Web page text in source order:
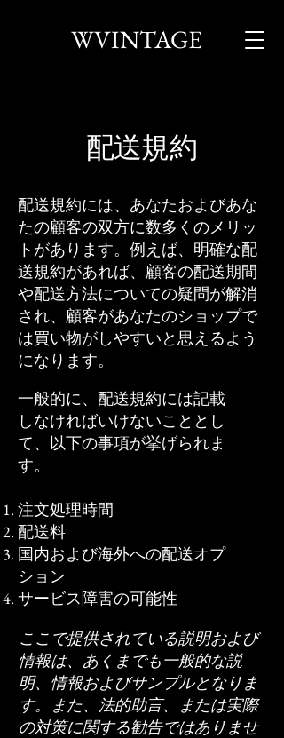
WVINTAGE
配送規約
配送規約には、あなたおよびあな
たの顧客の双方に数多くのメリッ
トがあります。例えば、明確な配
送規約があれば、顧客の配送期間
や配送方法についての疑問が解消
され、顧客があなたのショップで
は買い物がしやすいと思えるよう
になります。
一般的に、配送規約には記載
しなければいけないこととし
て、以下の事項が挙げられま
す。
注文処理時間
配送料
国内および海外への配送オプ
ション
サービス障害の可能性
ここで提供されている説明および
情報は、あくまでも一般的な説
明、情報およびサンプルとなりま
す。また、法的助言、または実際
の対策に関する勧告ではありませ